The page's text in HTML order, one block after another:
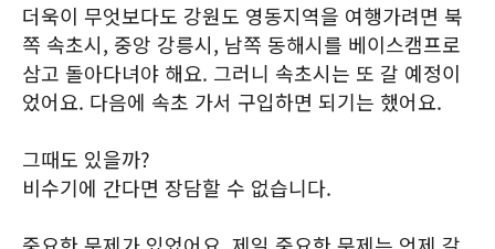
더욱이 무엇보다도 강원도 영동지역을 여행가려면 북
쪽 속초시, 중앙 강릉시, 남쪽 동해시를 베이스캠프로
삼고 돌아다녀야 해요. 그러니 속초시는 또 갈 예정이
었어요. 다음에 속초 가서 구입하면 되기는 했어요.
그때도 있을까?
비수기에 간다면 장담할 수 없습니다.